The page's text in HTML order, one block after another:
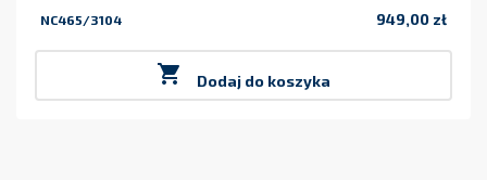
NC465/3104 949,00 zł
 Dodaj do koszyka